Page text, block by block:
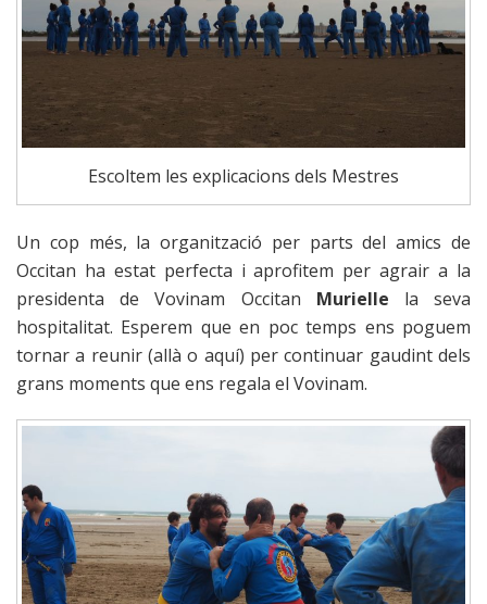
Escoltem les explicacions dels Mestres
Un cop més, la organització per parts del amics de
Occitan ha estat perfecta i aprofitem per agrair a la
presidenta de Vovinam Occitan Murielle la seva
hospitalitat. Esperem que en poc temps ens poguem
tornar a reunir (allà o aquí) per continuar gaudint dels
grans moments que ens regala el Vovinam.